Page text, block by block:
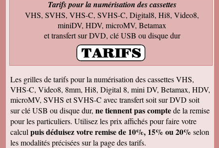
François M
Bien reçu! Reste à monter pour éliminer ! A
bientôt pour du 8 et sup8mm.
Le colis est effectivement arrivé le 24, la veille
de Noël, c'était parfait. Elle est très contente de
pouvoir passer à nouveau un moment avec ses
Encore merci pour votre efficacité. Je vous ferai
de la pub si l'occasion se présente ! Je vous
souhaite une bonne année avec beaucoup de
vidéos à transposer. Bien cordialement,
Séverine L
J'ai reçu le colis . Merci ça a l'air impeccable !
Bonnes fêtes et à très bientôt pour d'autres
travaux.
Tarifs pour la numérisation des cassettes
VHS, SVHS, VHS-C, SVHS-C, Digital8, Hi8, Video8,
miniDV, HDV, microMV, Betamax
et transfert sur DVD, clé USB ou disque dur
Les grilles de tarifs pour la numérisation des cassettes VHS,
VHS-C, Video8, 8mm, Hi8, Digital 8, mini DV, Betamax, HDV,
microMV, SVHS et SVHS-C avec transfert soit sur DVD soit
sur clé USB ou disque dur, ne tiennent pas comptede la remise
pour les particuliers. Utilisez les prix affichés pour faire votre
calcul puis déduisez votre remise de 10%, 15% ou 20% selon
les modalités précisées sur la page des tarifs.